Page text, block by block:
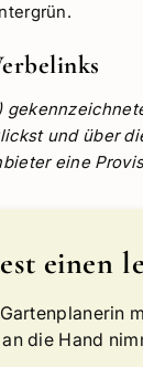
und über
eine
einen
die Hand